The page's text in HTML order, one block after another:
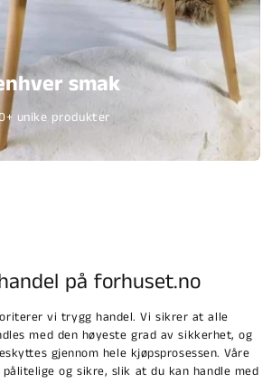
smak
unike produkter
på forhuset.no
vi trygg handel. Vi sikrer at alle
med den høyeste grad av sikkerhet, og
gjennom hele kjøpsprosessen. Våre
og sikre, slik at du kan handle med